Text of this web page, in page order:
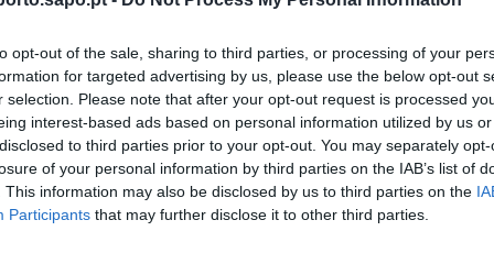
opt-out of the sale, sharing to third parties, or processing of your
for targeted advertising by us, please use the below opt-out
selection. Please note that after your opt-out request is processed
interest-based ads based on personal information utilized by us
to third parties prior to your opt-out. You may separately
of your personal information by third parties on the IAB’s list of
This information may also be disclosed by us to third parties on the
Participants that may further disclose it to other third parties.
a Francisco Balsemãoreconhecido por me ter distinguido.
a uma, mas em sumaesclareceu-me que os jornais de menor
da democracia e da liberdade de imprensa.E que por isso
suas memórias.
profissional havíamos cruzado vezes várias.A ele recorri em